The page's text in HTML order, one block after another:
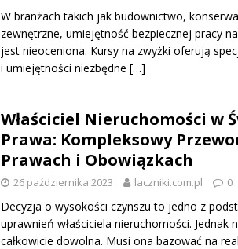
W branżach takich jak budownictwo,
zewnętrzne, umiejętność bezpiecznej pracy
jest nieoceniona. Kursy na zwyżki oferują
i umiejętności niezbędne […]
Właściciel Nieruchomości w
Prawa: Kompleksowy
Prawach i Obowiązkach
26 października 2023 laczniki.com.pl 0
Decyzja o wysokości czynszu to jedno z
uprawnień właściciela nieruchomości. Jednak
całkowicie dowolna. Musi ona bazować na